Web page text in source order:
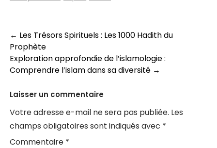
Navigation
des
articles
← Les Trésors Spirituels : Les 1000 Hadith du
Prophète
Exploration approfondie de l’islamologie :
Comprendre l’islam dans sa diversité →
Laisser un commentaire
Votre adresse e-mail ne sera pas publiée. Les
champs obligatoires sont indiqués avec *
Commentaire *